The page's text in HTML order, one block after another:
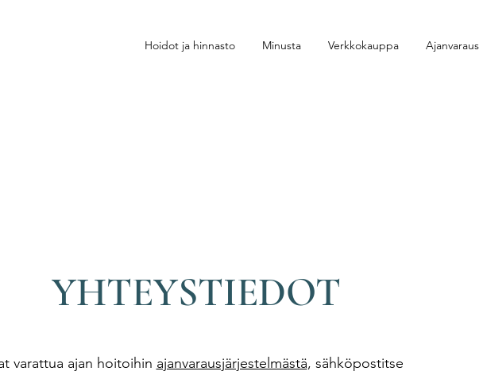
Hoidot ja hinnasto Minusta Verkkokauppa Ajanvaraus
YHTEYSTIEDOT
varattua ajan hoitoihin ajanvarausjärjestelmästä, sähköpostitse